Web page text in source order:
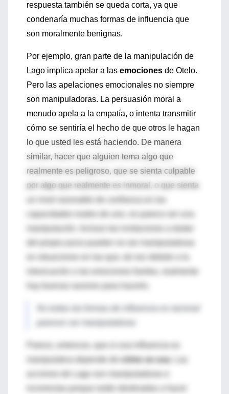
respuesta también se queda corta, ya que
condenaría muchas formas de influencia que
son moralmente benignas.
Por ejemplo, gran parte de la manipulación de
Lago implica apelar a las emociones de Otelo.
Pero las apelaciones emocionales no siempre
son manipuladoras. La persuasión moral a
menudo apela a la empatía, o intenta transmitir
cómo se sentiría el hecho de que otros le hagan
lo que usted les está haciendo. De manera
similar, hacer que alguien tema algo que
realmente es peligroso, que se sienta culpable
por algo que realmente es inmoral, o que sienta
capacidades reales de uno, no parece ser una
manipulativa depende de
cómo se usa
acciones de Lago son manipuladoras e